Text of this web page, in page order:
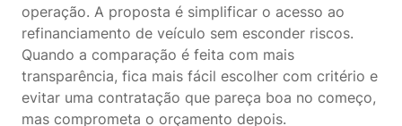
operação. A proposta é simplificar o acesso ao
refinanciamento de veículo sem esconder riscos.
Quando a comparação é feita com mais
transparência, fica mais fácil escolher com critério e
evitar uma contratação que pareça boa no começo,
mas comprometa o orçamento depois.